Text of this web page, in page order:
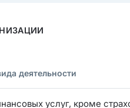
деятельности
услуг, кроме